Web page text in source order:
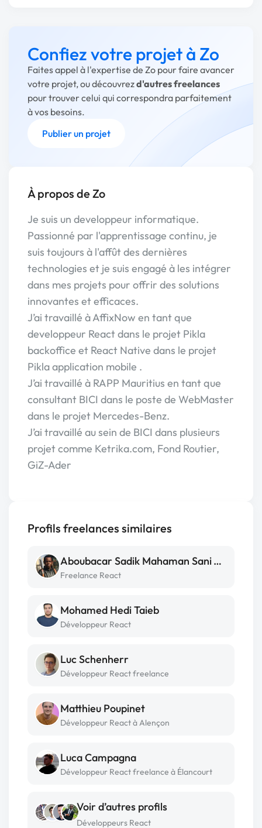
Confiez votre projet à Zo
Faites appel à l'expertise de Zo pour faire avancer
votre projet, ou découvrezd'autres freelances
pour trouver celui qui correspondra parfaitement
à vos besoins.
Publier un projet
À propos de Zo
Je suis un developpeur informatique.
Passionné par l'apprentissage continu, je
suis toujours à l'affût des dernières
technologies et je suis engagé à les intégrer
dans mes projets pour offrir des solutions
innovantes et efficaces.
J’ai travaillé à AffixNow en tant que
developpeur React dans le projet Pikla
backoffice et React Native dans le projet
Pikla application mobile .
J’ai travaillé à RAPP Mauritius en tant que
consultant BICI dans le poste de WebMaster
dans le projet Mercedes-Benz.
J’ai travaillé au sein de BICI dans plusieurs
projet comme Ketrika.com, Fond Routier,
GiZ-Ader
Profils freelances similaires
Aboubacar Sadik Mahaman Sani Abdou
Freelance React
Mohamed Hedi Taieb
Développeur React
Luc Schenherr
Développeur React freelance
Matthieu Poupinet
Développeur React à Alençon
Luca Campagna
Développeur React freelance à Élancourt
Voir d’autres profils
Développeurs React